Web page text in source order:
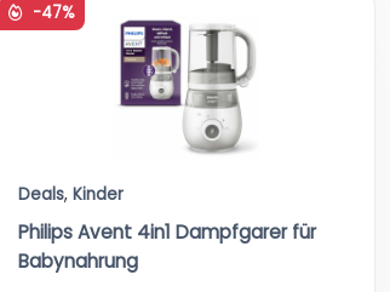
-47%
Deals, Kinder
Philips Avent 4in1 Dampfgarer für
Babynahrung